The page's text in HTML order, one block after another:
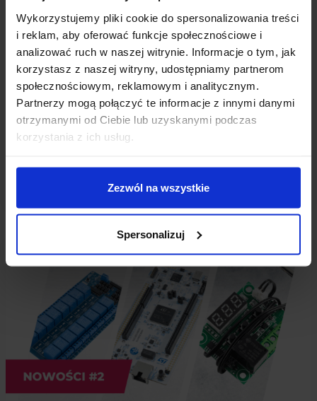
Wykorzystujemy pliki cookie do spersonalizowania treści
i reklam, aby oferować funkcje społecznościowe i
analizować ruch w naszej witrynie. Informacje o tym, jak
korzystasz z naszej witryny, udostępniamy partnerom
społecznościowym, reklamowym i analitycznym.
Partnerzy mogą połączyć te informacje z innymi danymi
otrzymanymi od Ciebie lub uzyskanymi podczas
korzystania z ich usług.
Zezwól na wszystkie
Spersonalizuj
NOWOŚCI
NOWOŚCI W SKLEPIE MSALAMON #3
Mateusz Salamon• 26 czerwca 2023
NOWOŚĆI w sklepie msalamon #3 O tym, że nasza oferta ciągle
rośnie, chyba dobrze już wiesz! W ostatnim czasie w naszym
sklepie znalazły się przydatne moduły do WEMOS D1 MINI…
CZYTAJ WPIS